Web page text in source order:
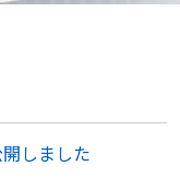
しました